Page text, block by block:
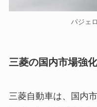
パジェ
三菱の国内市場強
三菱自動車は、国内